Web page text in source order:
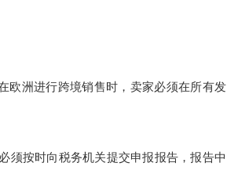
洲进行跨境销售时，卖家必须在所有发
按时向税务机关提交申报报告，报告中